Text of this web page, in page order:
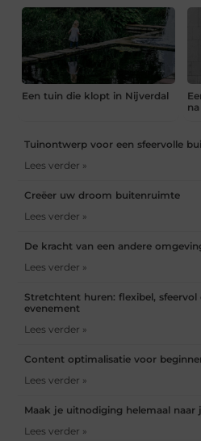
Een tuin die klopt in Nijverdal
Tuinontwerp voor een sfeervolle
Lees verder »
Creëer uw droom buitenruimte
Lees verder »
De kracht van een andere
Lees verder »
Stretchtent huren: flexibel,
evenement
Lees verder »
Content optimalisatie voor
Lees verder »
Maak je uitnodiging helemaal naar
Lees verder »